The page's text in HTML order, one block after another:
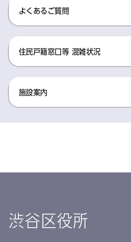
よくあるご質問​
住民戸籍窓口等 混雑状況​
施設案内​
渋谷区役所